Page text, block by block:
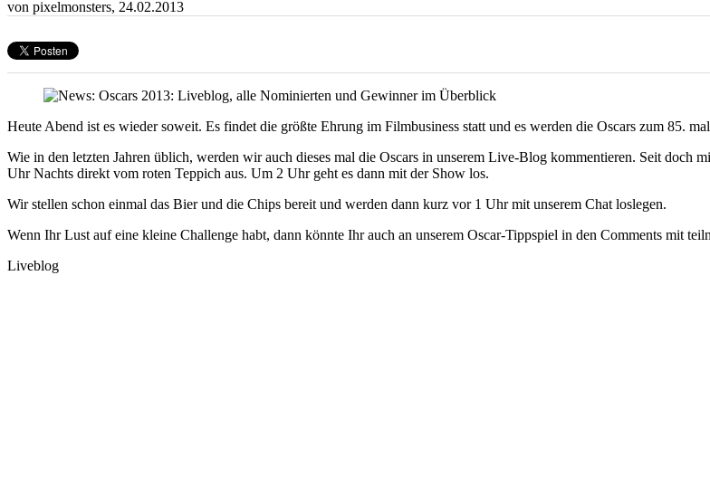
von pixelmonsters, 24.02.2013
Heute Abend ist es wieder soweit. Es findet die größte Ehrung im Filmbusiness statt und es werden die Oscars zum 85.
Wie in den letzten Jahren üblich, werden wir auch dieses mal die Oscars in unserem Live-Blog kommentieren. Seit doch
Uhr Nachts direkt vom roten Teppich aus. Um 2 Uhr geht es dann mit der Show los.
Wir stellen schon einmal das Bier und die Chips bereit und werden dann kurz vor 1 Uhr mit unserem Chat loslegen.
Wenn Ihr Lust auf eine kleine Challenge habt, dann könnte Ihr auch an unserem Oscar-Tippspiel in den Comments mit
Liveblog